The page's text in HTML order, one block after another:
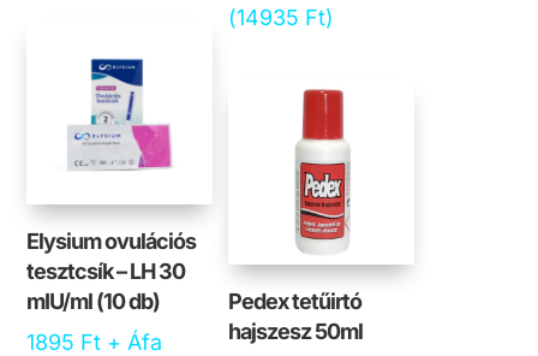
(14935 Ft)
Elysium ovulációs
tesztcsík – LH 30
mIU/ml (10 db)
1895 Ft + Áfa
Pedex tetűirtó
hajszesz 50ml